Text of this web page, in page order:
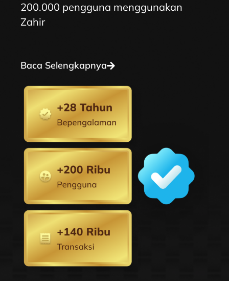
200.000 pengguna menggunakan
Zahir
Baca Selengkapnya